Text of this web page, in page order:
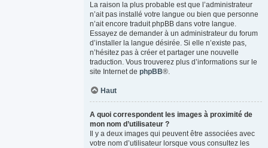
La raison la plus probable est que l’administrateur
n’ait pas installé votre langue ou bien que personne
n’ait encore traduit phpBB dans votre langue.
Essayez de demander à un administrateur du forum
d’installer la langue désirée. Si elle n’existe pas,
n’hésitez pas à créer et partager une nouvelle
traduction. Vous trouverez plus d’informations sur le
site Internet de phpBB®.
Haut
A quoi correspondent les images à proximité de
mon nom d’utilisateur ?
Il y a deux images qui peuvent être associées avec
votre nom d’utilisateur lorsque vous consultez les